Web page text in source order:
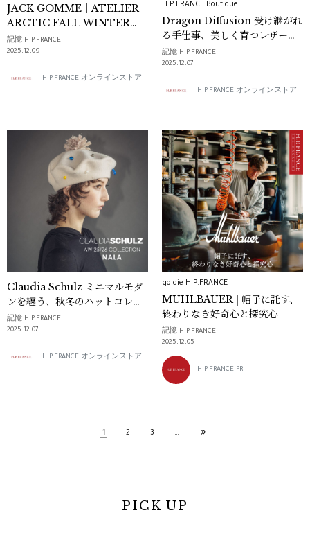
JACK GOMME｜ATELIER
ARCTIC FALL WINTER
2025
記憶 H.P.FRANCE
2025.12.09
H.P.FRANCE オンラインストア
H.P.FRANCE Boutique
Dragon Diffusion 受け継がれ
る手仕事、美しく育つレザーバ
ッグ
記憶 H.P.FRANCE
2025.12.07
H.P.FRANCE オンラインストア
Claudia Schulz ミニマルモダ
ンを纏う、秋冬のハットコレク
ション
記憶 H.P.FRANCE
2025.12.07
H.P.FRANCE オンラインストア
goldie H.P.FRANCE
MUHLBAUER | 帽子に託す、
終わりなき好奇心と探究心
記憶 H.P.FRANCE
2025.12.05
H.P.FRANCE PR
1 2 3 …
PICK UP